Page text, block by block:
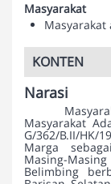
Masyarakat
KONTEN
Narasi
Masyarakat
G/362/B.II/HK/
Marga
Masing-
Belimbing